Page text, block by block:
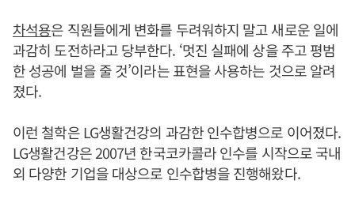
차석용은 직원들에게 변화를 두려워하지 말고 새로운 일에
과감히 도전하라고 당부한다. ‘멋진 실패에 상을 주고 평범
한 성공에 벌을 줄 것’이라는 표현을 사용하는 것으로 알려
졌다.
이런 철학은 LG생활건강의 과감한 인수합병으로 이어졌다.
LG생활건강은 2007년 한국코카콜라 인수를 시작으로 국내
외 다양한 기업을 대상으로 인수합병을 진행해왔다.